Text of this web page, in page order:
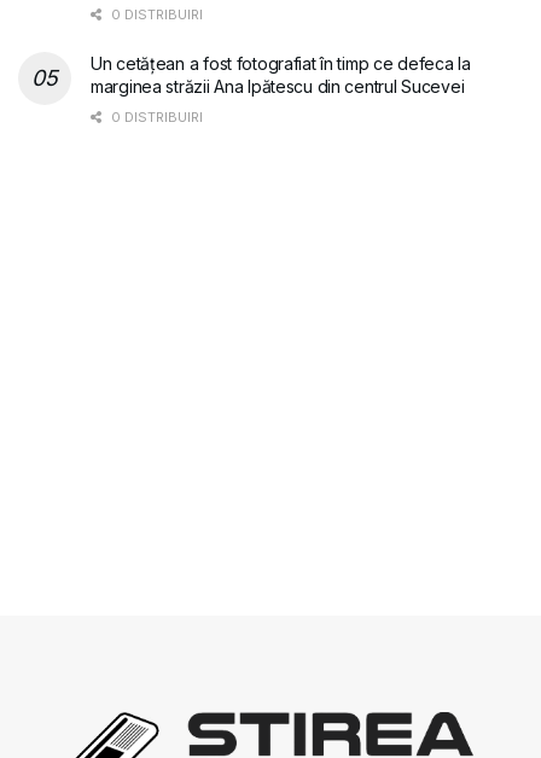
0 DISTRIBUIRI
Un cetățean a fost fotografiat în timp ce defeca la
marginea străzii Ana Ipătescu din centrul Sucevei
0 DISTRIBUIRI